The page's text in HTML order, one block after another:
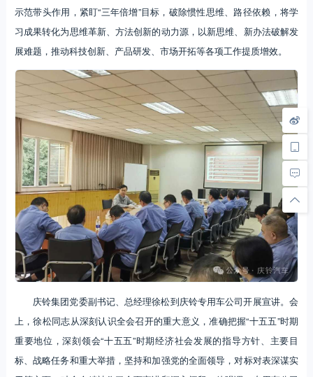
示范带头作用，紧盯“三年倍增”目标，破除惯性思维、路径依赖，将学
习成果转化为思维革新、方法创新的动力源，以新思维、新办法破解发
展难题，推动科技创新、产品研发、市场开拓等各项工作提质增效。
庆铃集团党委副书记、总经理徐松到庆铃专用车公司开展宣讲。会
上，徐松同志从深刻认识全会召开的重大意义，准确把握“十五五”时期
重要地位，深刻领会“十五五”时期经济社会发展的指导方针、主要目
标、战略任务和重大举措，坚持和加强党的全面领导，对标对表深谋实